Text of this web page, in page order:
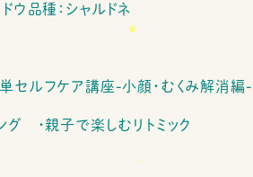
ウ品種：シャルドネ
セルフケア講座-小顔・むくみ解消編-
グ ・親子で楽しむリトミック